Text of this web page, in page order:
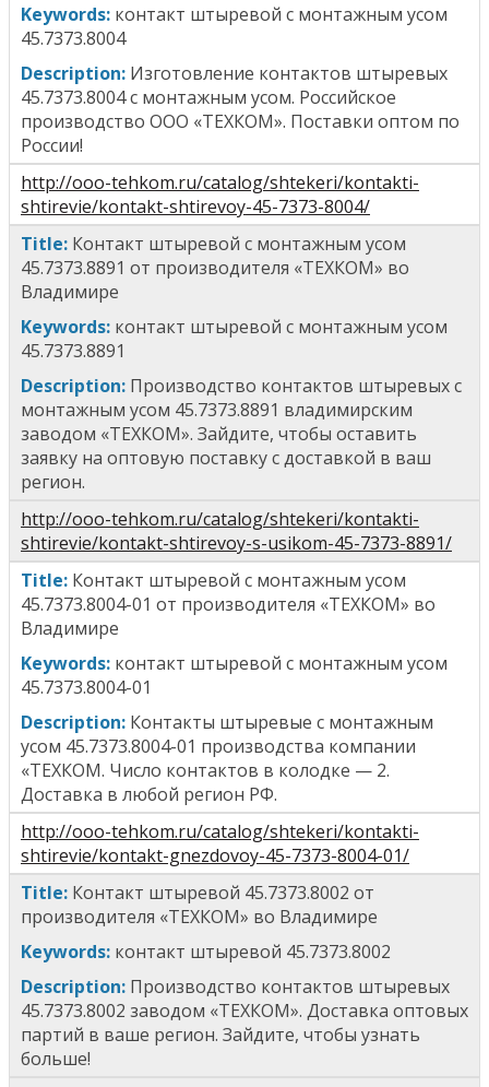
Keywords: контакт штыревой с монтажным усом
45.7373.8004
Description: Изготовление контактов штыревых
45.7373.8004с монтажным усом. Российское
производство ООО «ТЕХКОМ». Поставки оптом по
России!
http://ooo-tehkom.ru/catalog/shtekeri/kontakti-
shtirevie/kontakt-shtirevoy-45-7373-8004/
Title: Контакт штыревой с монтажным усом
45.7373.8891 от производителя «ТЕХКОМ» во
Владимире
Keywords: контакт штыревой с монтажным усом
45.7373.8891
Description: Производство контактов штыревыхс
монтажным усом 45.7373.8891 владимирским
заводом «ТЕХКОМ». Зайдите, чтобы оставить
заявку на оптовую поставку с доставкой в ваш
регион.
http://ooo-tehkom.ru/catalog/shtekeri/kontakti-
shtirevie/kontakt-shtirevoy-s-usikom-45-7373-8891/
Title: Контакт штыревой с монтажным усом
45.7373.8004-01 от производителя «ТЕХКОМ» во
Владимире
Keywords: контакт штыревой с монтажным усом
45.7373.8004-01
Description: Контакты штыревые с монтажным
усом 45.7373.8004-01 производства компании
«ТЕХКОМ. Число контактов в колодке — 2.
Доставка в любой регион РФ.
http://ooo-tehkom.ru/catalog/shtekeri/kontakti-
shtirevie/kontakt-gnezdovoy-45-7373-8004-01/
Title: Контакт штыревой 45.7373.8002 от
производителя «ТЕХКОМ» во Владимире
Keywords: контакт штыревой 45.7373.8002
Description: Производство контактов штыревых
45.7373.8002 заводом «ТЕХКОМ». Доставка оптовых
партий в ваше регион. Зайдите, чтобы узнать
больше!